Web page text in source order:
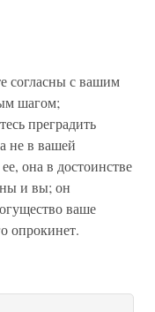
согласны с вашим
шагом;
преградить
не в вашей
она в достоинстве
и вы; он
ваше
опрокинет.